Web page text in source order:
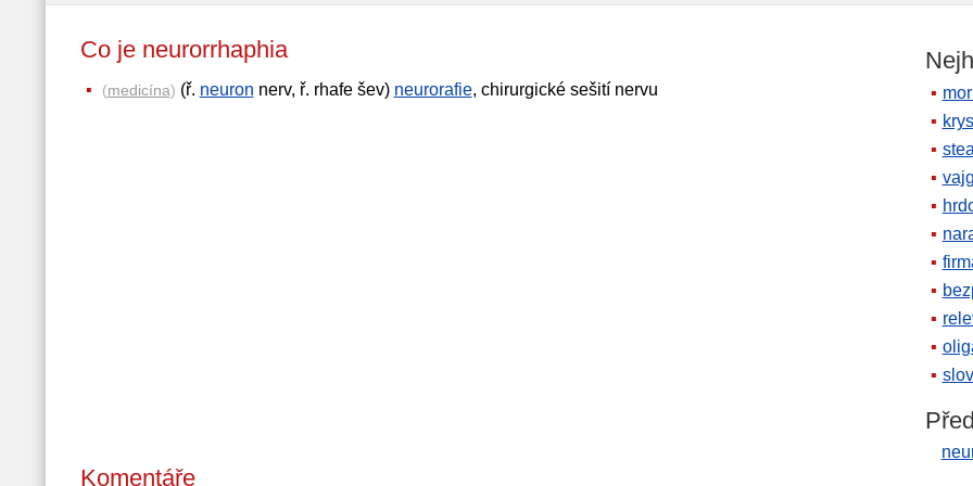
Co je neurorrhaphia
(medicína) (ř. neuron nerv, ř. rhafe šev) neurorafie, chirurgické sešití nervu
Komentáře